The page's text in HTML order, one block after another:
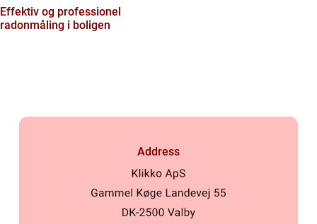
Effektiv og professionel
radonmåling i boligen
Address